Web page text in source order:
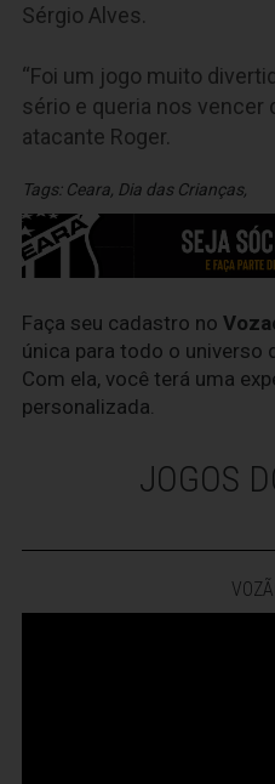
Sérgio Alves.
“Foi um jogo muito
sério e queria nos vencer
atacante Roger.
Tags: Ceara Dia das Crianças,
Faça seu cadastro no
única para todo o universo
Com ela, você terá uma
personalizada.
JOGOS